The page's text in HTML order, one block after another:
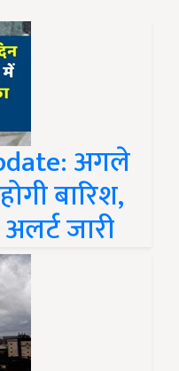
अगले
बारिश,
जारी